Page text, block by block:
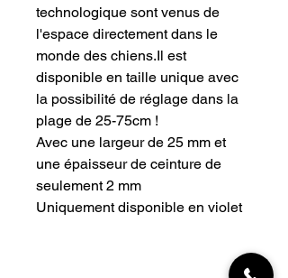
technologique sont venus de
l'espace directement dans le
monde des chiens.Il est
disponible en taille unique avec
la possibilité de réglage dans la
plage de 25-75cm !
Avec une largeur de 25 mm et
une épaisseur de ceinture de
seulement 2 mm
Uniquement disponible en violet